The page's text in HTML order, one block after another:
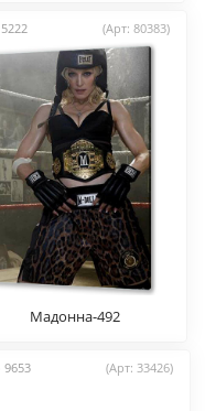
5222 (Арт: 80383)
Мадонна-492
9653 (Арт: 33426)